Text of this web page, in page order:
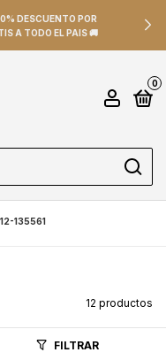
DESCUENTO POR
A TODO EL PAIS 🚚
0
135561
12 productos
FILTRAR